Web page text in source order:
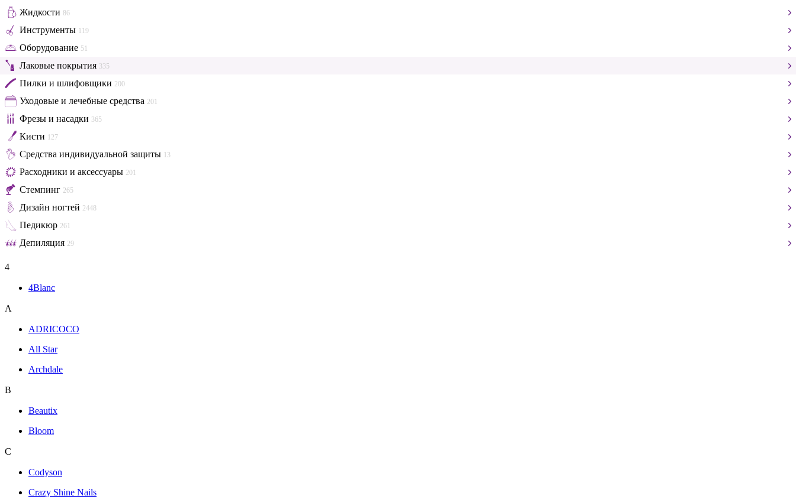
Жидкости 86
Инструменты 119
Оборудование 51
Лаковые покрытия 335
Пилки и шлифовщики 200
Уходовые и лечебные средства 201
Фрезы и насадки 365
Кисти 127
Средства индивидуальной защиты 13
Расходники и аксессуары 201
Стемпинг 265
Дизайн ногтей 2448
Педикюр 261
Депиляция 29
4
4Blanc
A
ADRICOCO
All Star
Archdale
B
Beautix
Bloom
C
Codyson
Crazy Shine Nails